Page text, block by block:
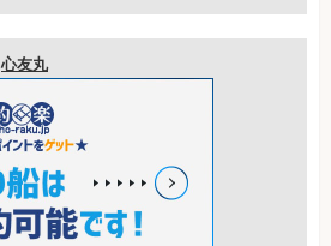
心友丸